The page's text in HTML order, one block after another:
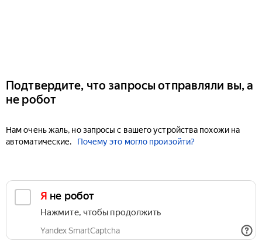
Подтвердите, что запросы отправляли вы, а
не робот
Нам очень жаль, но запросы с вашего устройства похожи на
автоматические.
Почему это могло произойти?
Я не робот
Нажмите, чтобы продолжить
Yandex SmartCaptcha